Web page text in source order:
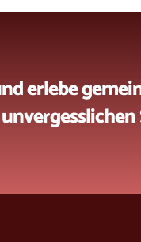
erlebe